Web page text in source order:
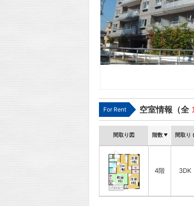
For Rent 空室情報（全
間取り図 階数 間取り
4階 3DK